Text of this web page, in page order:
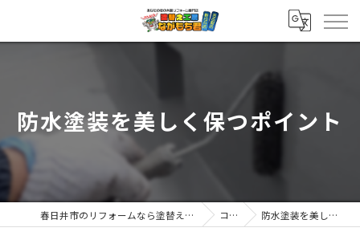
防水塗装を美しく保つポイント
春日井市のリフォームなら塗替え工房ながもち君 春日井店 コラム 防水塗装を美しく保つポイント